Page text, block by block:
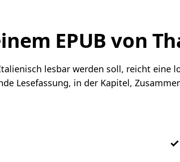
EPUB von
lesbar werden soll, reicht
Lesefassung, in der Kapitel,
✓